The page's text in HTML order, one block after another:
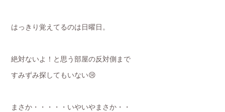
はっきり覚えてるのは日曜日。
絶対ないよ！と思う部屋の反対側まで
すみずみ探してもいない😢
まさか・・・・・いやいやまさか・・